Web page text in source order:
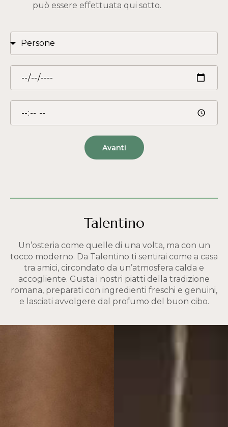
può essere effettuata qui sotto.
Avanti
Talentino
Un’osteria come quelle di una volta, ma con un
tocco moderno. Da Talentino ti sentirai come a casa
tra amici, circondato da un’atmosfera calda e
accogliente. Gusta i nostri piatti della tradizione
romana, preparati con ingredienti freschi e genuini,
e lasciati avvolgere dal profumo del buon cibo.